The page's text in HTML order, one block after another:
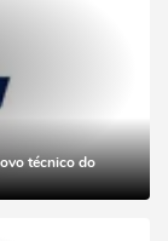
técnico do